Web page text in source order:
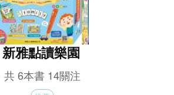
新雅點讀樂園
共6本書 14關注